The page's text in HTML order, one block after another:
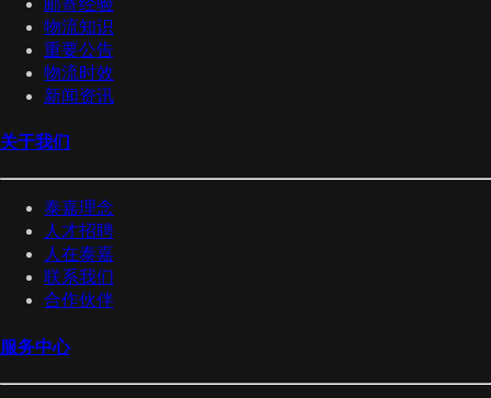
物流知识
重要公告
物流时效
新闻资讯
关于我们
泰嘉理念
人才招聘
人在泰嘉
联系我们
合作伙伴
服务中心